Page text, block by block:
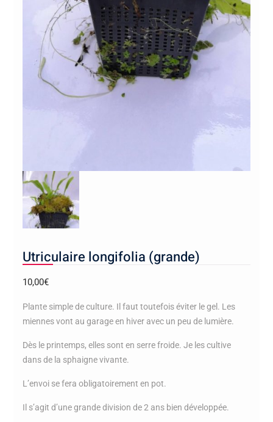
Utriculaire longifolia (grande)
10,00€
Plante simple de culture. Il faut toutefois éviter le gel. Les
miennes vont au garage en hiver avec un peu de lumière.
Dès le printemps, elles sont en serre froide. Je les cultive
dans de la sphaigne vivante.
L’envoi se fera obligatoirement en pot.
Il s’agit d’une grande division de 2 ans bien développée.